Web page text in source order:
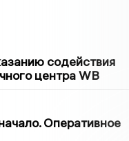
содействия
центра WB
Оперативное